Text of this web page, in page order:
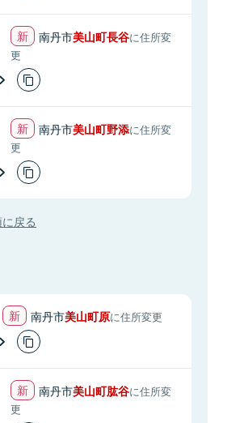
南丹市美山町長谷に住所変
更
南丹市美山町野添に住所変
更
戻る
南丹市美山町原に住所変更
南丹市美山町肱谷に住所変
更